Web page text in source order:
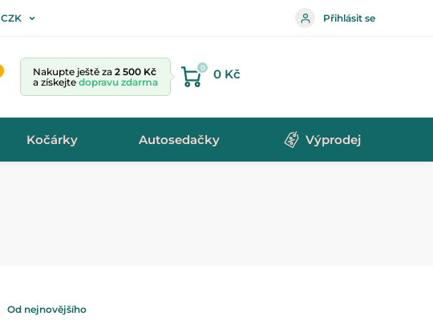
CZK Přihlásit se
Nakupte ještě za 2 500 Kč
a získejte dopravu zdarma
0 0 Kč
Kočárky Autosedačky Výprodej
Od nejnovějšího